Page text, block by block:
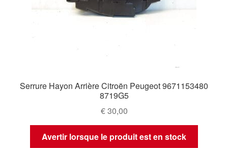
Serrure Hayon Arrière Citroën Peugeot 9671153480
8719G5
€30,00
Avertir lorsque le produit est en stock